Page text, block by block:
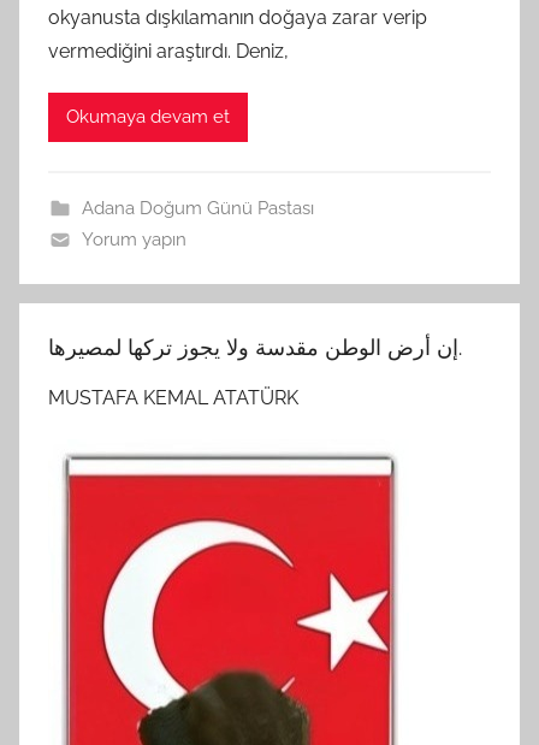
okyanusta dışkılamanın doğaya zarar verip
vermediğini araştırdı. Deniz,
Okumaya devam et
Adana Doğum Günü Pastası
Yorum yapın
إن أرض الوطن مقدسة ولا يجوز تركها لمصيرها.
MUSTAFA KEMAL ATATÜRK